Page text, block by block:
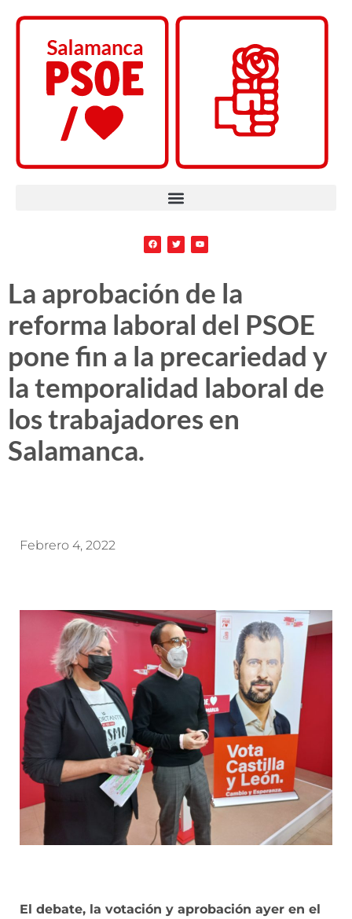
La aprobación de la
reforma laboral del PSOE
pone fin a la precariedad y
la temporalidad laboral de
los trabajadores en
Salamanca.
Febrero 4, 2022
El debate, la votación y aprobación ayer en el